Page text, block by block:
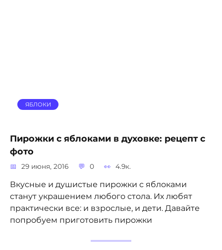
ЯБЛОКИ
Пирожки с яблоками в духовке: рецепт с
фото
29 июня, 2016 0 4.9к.
Вкусные и душистые пирожки с яблоками
станут украшением любого стола. Их любят
практически все: и взрослые, и дети. Давайте
попробуем приготовить пирожки